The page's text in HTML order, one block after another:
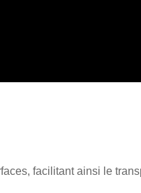
facilitant ainsi le